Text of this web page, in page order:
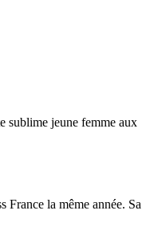
sublime jeune femme aux
France la même année. Sa